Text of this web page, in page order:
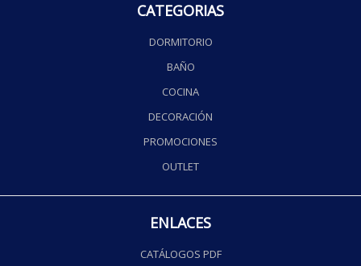
CATEGORIAS
DORMITORIO
BAÑO
COCINA
DECORACIÓN
PROMOCIONES
OUTLET
ENLACES
CATÁLOGOS PDF